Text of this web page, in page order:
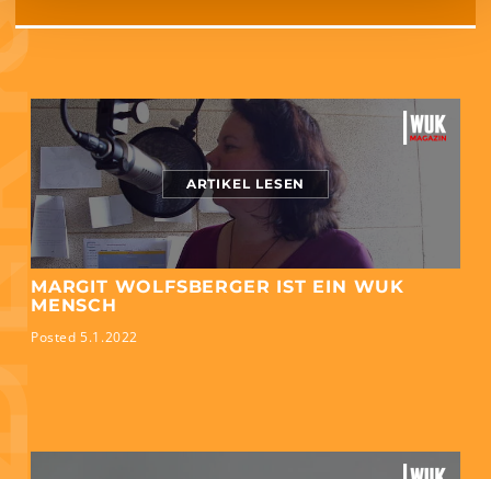
ARTIKEL LESEN
MARGIT WOLFSBERGER IST EIN WUK
MENSCH
Posted 5.1.2022